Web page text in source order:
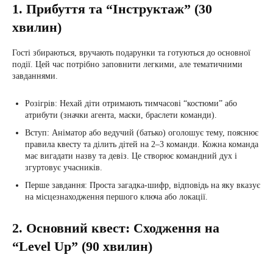
1. Прибуття та “Інструктаж” (30
хвилин)
Гості збираються, вручають подарунки та готуються до основної
події. Цей час потрібно заповнити легкими, але тематичними
завданнями.
Розігрів: Нехай діти отримають тимчасові “костюми” або
атрибути (значки агента, маски, браслети команди).
Вступ: Аніматор або ведучий (батько) оголошує тему, пояснює
правила квесту та ділить дітей на 2–3 команди. Кожна команда
має вигадати назву та девіз. Це створює командний дух і
згуртовує учасників.
Перше завдання: Проста загадка-шифр, відповідь на яку вказує
на місцезнаходження першого ключа або локації.
2. Основний квест: Сходження на
“Level Up” (90 хвилин)